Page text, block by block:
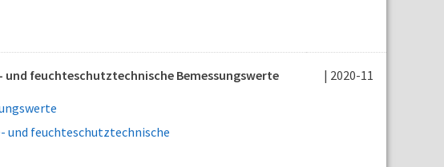
und feuchteschutztechnische Bemessungswerte | 2020-11
und feuchteschutztechnische